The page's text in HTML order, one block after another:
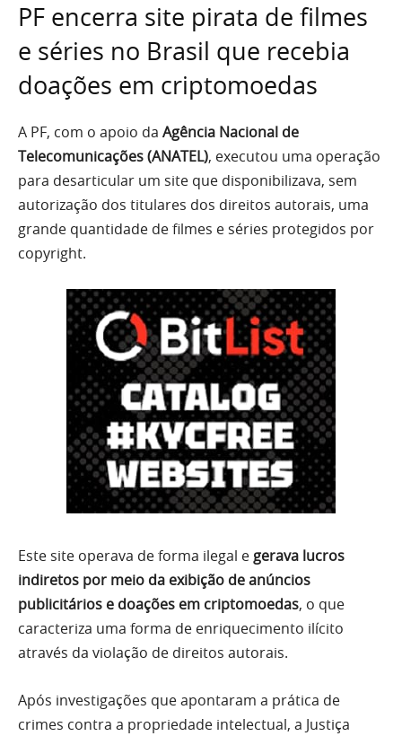
PF encerra site pirata de filmes
e séries no Brasil que recebia
doações em criptomoedas
A PF, com o apoio da Agência Nacional de
Telecomunicações (ANATEL), executou uma operação
para desarticular um site que disponibilizava, sem
autorização dos titulares dos direitos autorais, uma
grande quantidade de filmes e séries protegidos por
copyright.
Este site operava de forma ilegal e gerava lucros
indiretos por meio da exibição de anúncios
publicitários e doações em criptomoedas, o que
caracteriza uma forma de enriquecimento ilícito
através da violação de direitos autorais.
Após investigações que apontaram a prática de
crimes contra a propriedade intelectual, a Justiça